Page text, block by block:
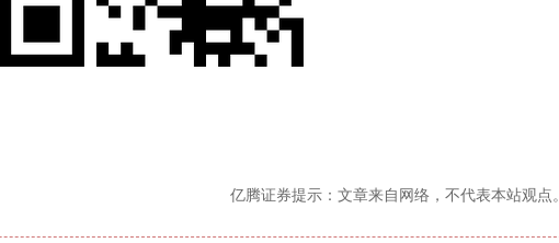
亿腾证券提示：文章来自网络，不代表本站观点。